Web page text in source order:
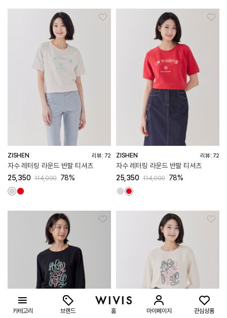
카테고리 브랜드 홈 마이페이지 관심상품
ZISHEN 리뷰: 72
자수 레터링 라운드 반팔 티셔츠
114,000
25,350 78%
ZISHEN 리뷰: 72
자수 레터링 라운드 반팔 티셔츠
114,000
25,350 78%